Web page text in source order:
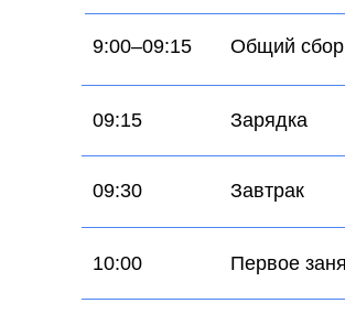
9:00–09:15 Общий сбор
10:00 Первое
09:30 Завтрак
09:15 Зарядка